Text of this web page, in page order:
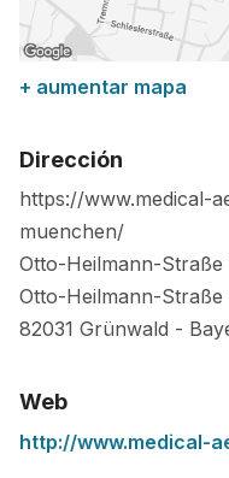
+ aumentar mapa
Dirección
https://www.medical-
muenchen/
Otto-Heilmann-Straße
Otto-Heilmann-Straße
82031 Grünwald -
Web
http://www.medical-